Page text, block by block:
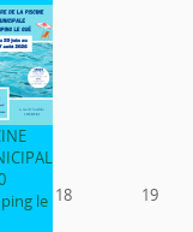
le 18 19